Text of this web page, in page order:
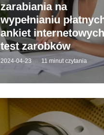
zarabiania na
wypełnianiu
ankiet
test zarobków
2024-04-23 11 minut czytania